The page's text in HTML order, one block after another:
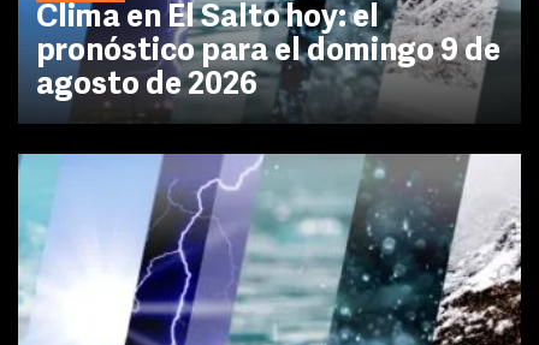
Clima en El Salto hoy: el
pronóstico para el domingo 9 de
agosto de 2026